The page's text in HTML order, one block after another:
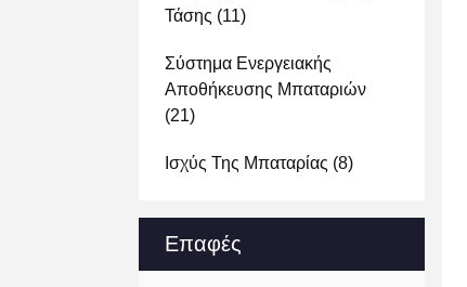
Τάσης (11)
Σύστημα Ενεργειακής
Αποθήκευσης Μπαταριών
(21)
Ισχύς Της Μπαταρίας (8)
Επαφές